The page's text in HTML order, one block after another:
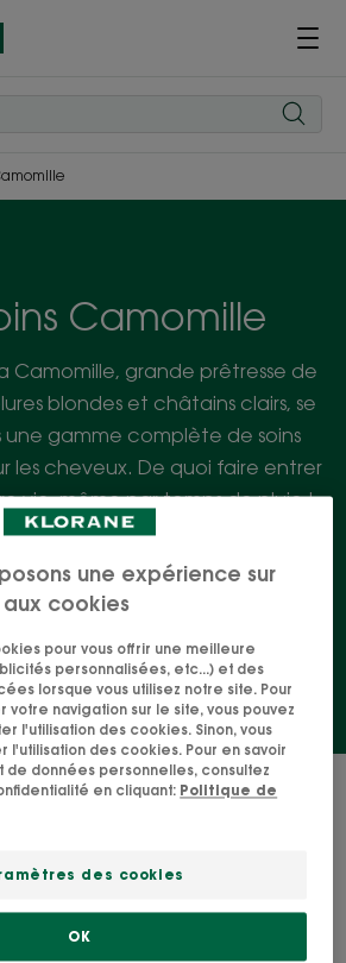
Camomille
Camomille, grande prêtresse de
blondes et châtains clairs, se
gamme complète de soins
les cheveux. De quoi faire entrer
vie, même par temps de pluie !
à la camomille
"Nos soins Camomille"
et
une expérience sur
cookies
pour vous offrir une meilleure
personnalisées, etc...) et des
lorsque vous utilisez notre site. Pour
votre navigation sur le site, vous pouvez
l'utilisation des cookies. Sinon, vous
l'utilisation des cookies. Pour en savoir
de données personnelles, consultez
en cliquant: Politique de
des cookies
OK